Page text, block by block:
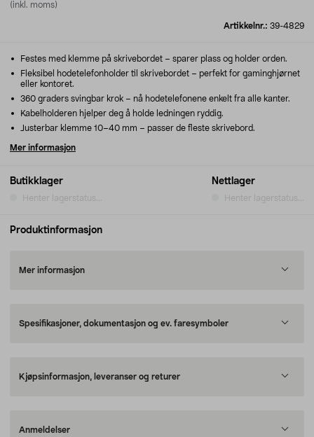
(inkl. moms)
Artikkelnr.: 39-4829
Butikklager
Henter lagerstatus...
Nettlager
Henter lagerstatus...
Festes med klemme på skrivebordet – sparer plass og holder orden.
Fleksibel hodetelefonholder til skrivebordet – perfekt for gaminghjørnet
eller kontoret.
360 graders svingbar krok – nå hodetelefonene enkelt fra alle kanter.
Kabelholderen hjelper deg å holde ledningen ryddig.
Justerbar klemme 10–40 mm – passer de fleste skrivebord.
Mer informasjon
Produktinformasjon
Mer informasjon
Spesifikasjoner, dokumentasjon og ev. faresymboler
Kjøpsinformasjon, leveranser og returer
Anmeldelser